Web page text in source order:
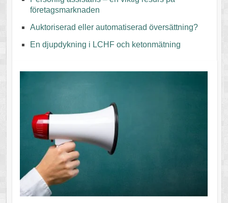
företagsmarknaden
Auktoriserad eller automatiserad översättning?
En djupdykning i LCHF och ketonmätning